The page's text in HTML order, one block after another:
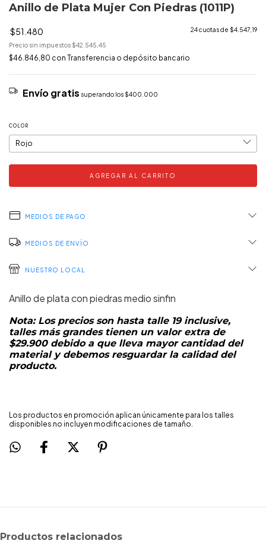
Anillo de Plata Mujer Con Piedras (1011P)
$51.480 24cuotas de $4.547,19
Precio sin impuestos $42.545,45
$46.846,80 con Transferencia o depósito bancario
Envío gratis superando los $400.000
COLOR
MEDIOS DE PAGO
MEDIOS DE ENVÍO
NUESTRO LOCAL
Anillo de plata con piedras medio sinfin
Nota: Los precios son hasta talle 19 inclusive,
talles más grandes tienen un valor extra de
$29.900 debido a que lleva mayor cantidad del
material y debemos resguardar la calidad del
producto.
Los productos en promoción aplican únicamente para los talles
disponibles no incluyen modificaciones de tamaño.
Productos relacionados